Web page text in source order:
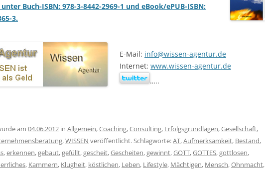
Buch-ISBN: 978-3-8442-2969-1 und eBook/ePUB-ISBN:
3.
E-Mail: info@wissen-agentur.de
Internet: www.wissen-agentur.de
…..
am 04.06.2012 in Allgemein,Coaching,Consulting, Erfolgsgrundlagen,Gesellschaft,
,WISSEN veröffentlicht. Schlagworte:AT,Aufmerksamkeit, Bestand,
,erkennen,gebaut,gefüllt,gescheit,Gescheiten,gewinnt,GOTT,GOTTES,gottlosen,
, Kammern, Klugheit, köstlichen, Leben, Lifestyle, Mächtigen, Mensch,Ohnmacht,